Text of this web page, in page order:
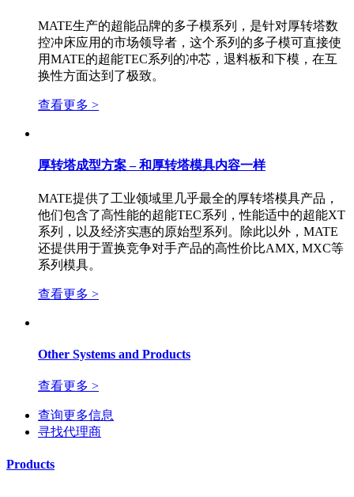
MATE生产的超能品牌的多子模系列，是针对厚转塔数
控冲床应用的市场领导者，这个系列的多子模可直接使
用MATE的超能TEC系列的冲芯，退料板和下模，在互
换性方面达到了极致。
查看更多 >
厚转塔成型方案 – 和厚转塔模具内容一样
MATE提供了工业领域里几乎最全的厚转塔模具产品，
他们包含了高性能的超能TEC系列，性能适中的超能XT
系列，以及经济实惠的原始型系列。除此以外，MATE
还提供用于置换竞争对手产品的高性价比AMX, MXC等
系列模具。
查看更多 >
Other Systems and Products
查看更多 >
查询更多信息
寻找代理商
Products